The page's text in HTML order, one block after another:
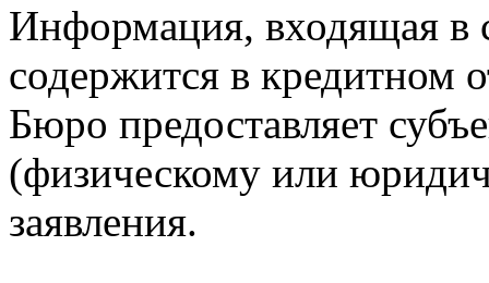
Информация, входящая в
содержится в кредитном
Бюро предоставляет
(физическому или
заявления.